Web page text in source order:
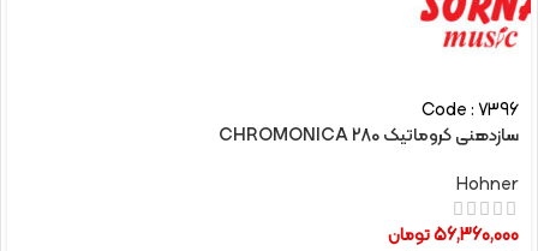
Code : 7396
سازدهنی کروماتیک CHROMONICA 280
Hohner
56,360,000تومان